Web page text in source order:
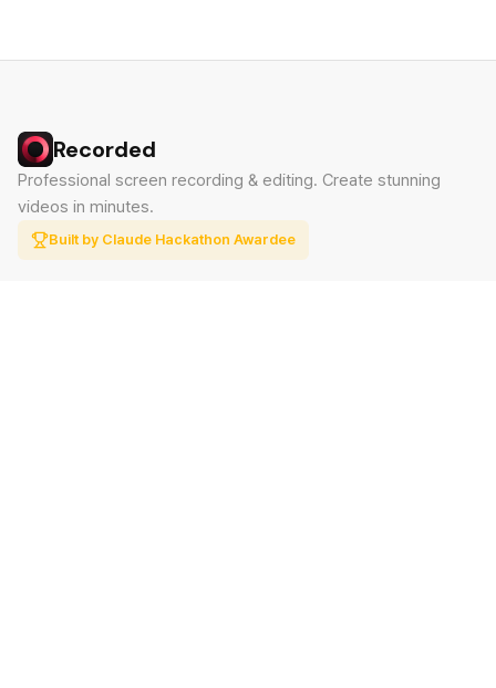
Recorded
Professional screen recording & editing. Create stunning
videos in minutes.
Built by Claude Hackathon Awardee